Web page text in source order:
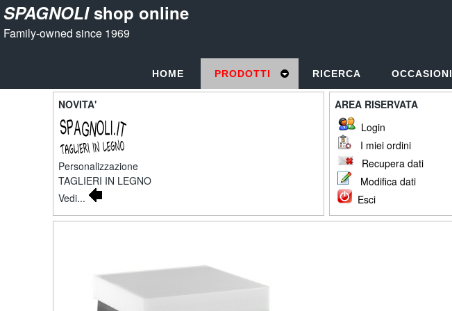
SPAGNOLIshop online
Family-owned since 1969
HOME PRODOTTI RICERCA OCCASIONI
NOVITA'
Personalizzazione
TAGLIERI IN LEGNO
Vedi...
AREA RISERVATA
Login
I miei ordini
Recupera dati
Modifica dati
Esci